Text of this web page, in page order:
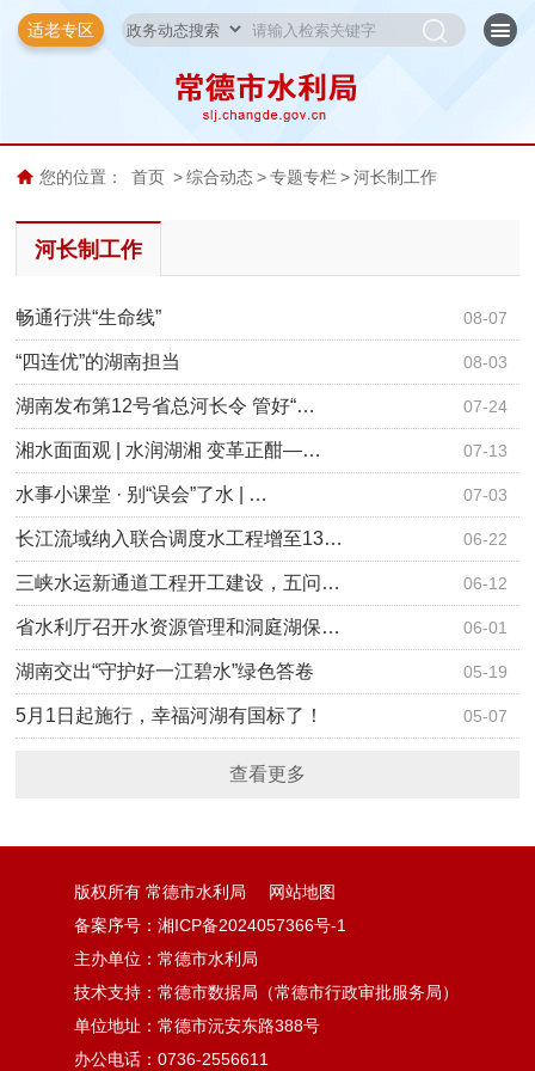
适老专区
您的位置： 首页 > 综合动态 > 专题专栏 > 河长制工作
河长制工作
08-07
畅通行洪“生命线”
08-03
“四连优”的湖南担当
07-24
湖南发布第12号省总河长令 管好“…
07-13
湘水面面观 | 水润湖湘 变革正酣—…
07-03
水事小课堂 · 别“误会”了水 | …
06-22
长江流域纳入联合调度水工程增至13…
06-12
三峡水运新通道工程开工建设，五问…
06-01
省水利厅召开水资源管理和洞庭湖保…
05-19
湖南交出“守护好一江碧水”绿色答卷
05-07
5月1日起施行，幸福河湖有国标了！
查看更多
版权所有 常德市水利局
网站地图
备案序号：湘ICP备2024057366号-1
主办单位：常德市水利局
技术支持：常德市数据局（常德市行政审批服务局）
单位地址：常德市沅安东路388号
办公电话：0736-2556611